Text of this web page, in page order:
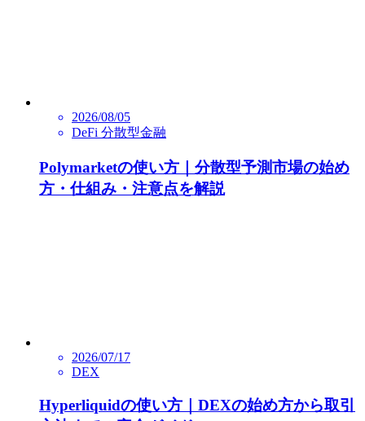
2026/08/05
DeFi 分散型金融
Polymarketの使い方｜分散型予測市場の始め
方・仕組み・注意点を解説
2026/07/17
DEX
Hyperliquidの使い方｜DEXの始め方から取引